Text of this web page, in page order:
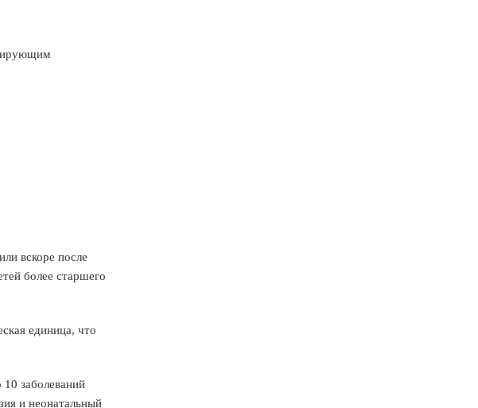
вскоре после
более старшего
единица, что
заболеваний
и неонатальный